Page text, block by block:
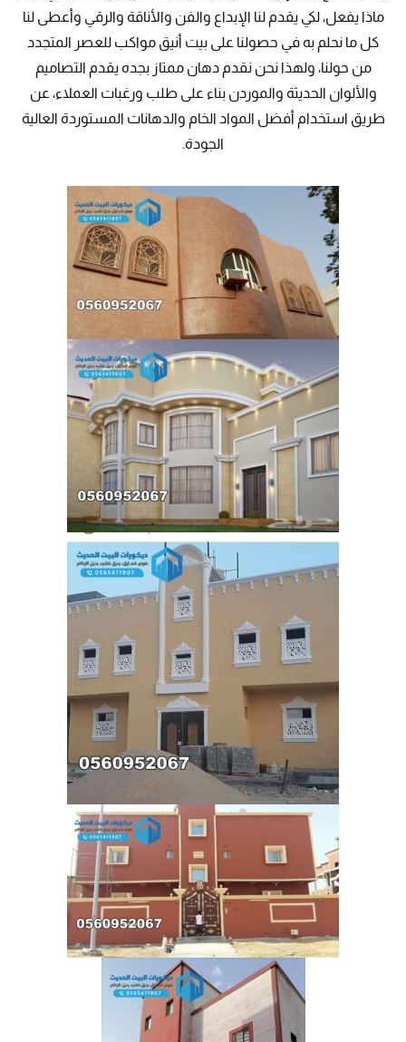
ماذا يفعل، لكي يقدم لنا الإبداع والفن والأناقة والرقي وأعطى لنا
كل ما نحلم به في حصولنا على بيت أنيق مواكب للعصر المتجدد
من حولنا، ولهذا نحن نقدم دهان ممتاز بجده يقدم التصاميم
والألوان الحديثة والموردن بناء على طلب ورغبات العملاء، عن
طريق استخدام أفضل المواد الخام والدهانات المستوردة العالية
الجودة.